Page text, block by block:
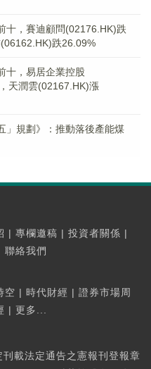
十，賽迪顧問(02176.HK)跌
跌26.09%
十，易居企業控股
天潤雲(02167.HK)漲
」規劃》：推動落後產能煤
| 專欄邀稿 | 投資者關係 |
聯絡我們
空 | 時代財經 | 證券市場周
| 更多...
刊載法定通告之憲報刊登報章